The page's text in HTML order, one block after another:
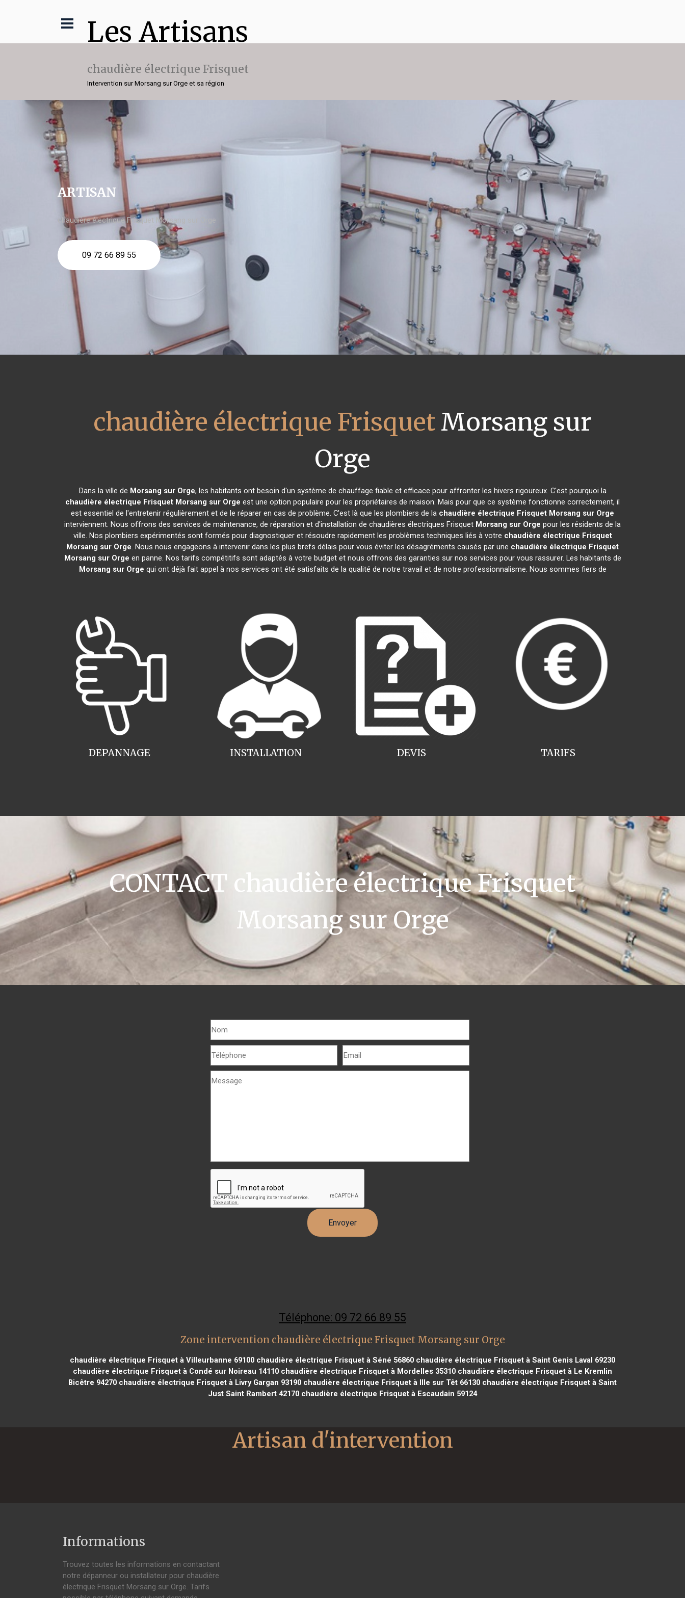
Les Artisans
chaudière électrique Frisquet
Intervention sur Morsang sur Orge et sa région
ARTISAN
chaudière électrique Frisquet Morsang sur Orge
09 72 66 89 55
chaudière électrique Frisquet Morsang sur
Orge
Dans la ville de Morsang sur Orge, les habitants ont besoin d'un système de chauffage fiable et efficace pour affronter les hivers rigoureux. C'est pourquoi la
chaudière électrique Frisquet Morsang sur Orge est une option populaire pour les propriétaires de maison. Mais pour que ce système fonctionne correctement, il
est essentiel de l'entretenir régulièrement et de le réparer en cas de problème. C'est là que les plombiers de la chaudière électrique Frisquet Morsang sur Orge
interviennent. Nous offrons des services de maintenance, de réparation et d'installation de chaudières électriques Frisquet Morsang sur Orge pour les résidents de la
ville. Nos plombiers expérimentés sont formés pour diagnostiquer et résoudre rapidement les problèmes techniques liés à votre chaudière électrique Frisquet
Morsang sur Orge. Nous nous engageons à intervenir dans les plus brefs délais pour vous éviter les désagréments causés par une chaudière électrique Frisquet
Morsang sur Orge en panne. Nos tarifs compétitifs sont adaptés à votre budget et nous offrons des garanties sur nos services pour vous rassurer. Les habitants de
Morsang sur Orge qui ont déjà fait appel à nos services ont été satisfaits de la qualité de notre travail et de notre professionnalisme. Nous sommes fiers de
INSTALLATION
DEPANNAGE TARIFS
DEVIS
CONTACT chaudière électrique Frisquet
Morsang sur Orge
Téléphone: 09 72 66 89 55
Zone intervention chaudière électrique Frisquet Morsang sur Orge
chaudière électrique Frisquet à Villeurbanne 69100 chaudière électrique Frisquet à Séné 56860 chaudière électrique Frisquet à Saint Genis Laval 69230
chaudière électrique Frisquet à Condé sur Noireau 14110 chaudière électrique Frisquet à Mordelles 35310 chaudière électrique Frisquet à Le Kremlin
Bicêtre 94270 chaudière électrique Frisquet à Livry Gargan 93190 chaudière électrique Frisquet à Ille sur Têt 66130 chaudière électrique Frisquet à Saint
Just Saint Rambert 42170 chaudière électrique Frisquet à Escaudain 59124
Informations
Trouvez toutes les informations en contactant
notre dépanneur ou installateur pour chaudière
électrique Frisquet Morsang sur Orge. Tarifs
Artisan d'intervention